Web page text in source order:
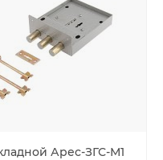
Арес-ЗГС-М1